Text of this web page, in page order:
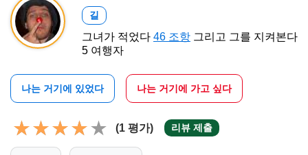
길
그녀가 적었다 46 조항 그리고 그를 지켜본다
5 여행자
나는 거기에 있었다 나는 거기에 가고 싶다
(1 평가) 리뷰 제출